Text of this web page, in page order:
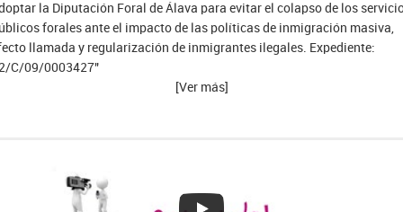
la Diputación Foral de Álava para evitar el colapso de los
forales ante el impacto de las políticas de inmigración masiva,
llamada y regularización de inmigrantes ilegales. Expediente:
C/09/0003427"
[Ver más]